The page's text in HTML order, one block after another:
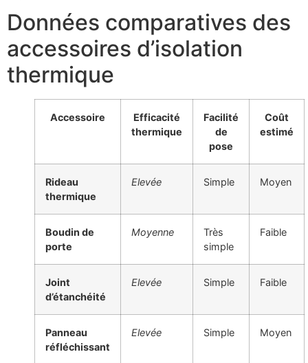
Données comparatives des
accessoires d’isolation
thermique
Accessoire
Efficacité
thermique
Facilité
de
pose
Coût
estimé
Rideau
thermique
Elevée Simple Moyen
Boudin de
porte
Moyenne
Très
simple
Faible
Joint
d’étanchéité
Elevée Simple Faible
Panneau
réfléchissant
Elevée Simple Moyen